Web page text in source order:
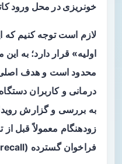
خونریزی در محل ورود
لازم است توجه کنیم که
اولیه» قرار دارد؛ به
محدود است و هدف
درمانی و کاربران
به بررسی و گزارش
زودهنگام معمولاً قبل از
فراخوان گسترده (recall) صادر می‌شوند.